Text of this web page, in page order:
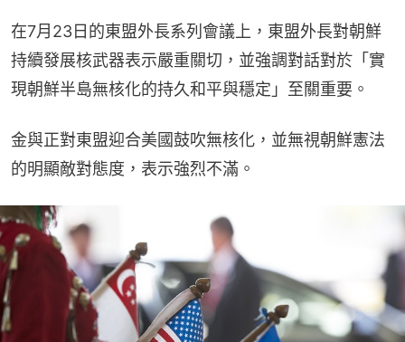
在7月23日的東盟外長系列會議上，東盟外長對朝鮮
持續發展核武器表示嚴重關切，並強調對話對於「實
現朝鮮半島無核化的持久和平與穩定」至關重要。
金與正對東盟迎合美國鼓吹無核化，並無視朝鮮憲法
的明顯敵對態度，表示強烈不滿。